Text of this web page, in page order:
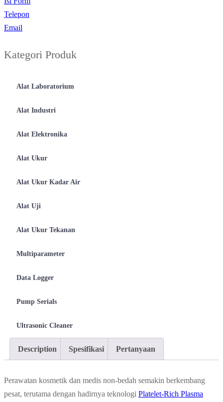
Telepon
Email
Kategori Produk
Alat Laboratorium
Alat Industri
Alat Elektronika
Alat Ukur
Alat Ukur Kadar Air
Alat Uji
Alat Ukur Tekanan
Multiparameter
Data Logger
Pump Serials
Ultrasonic Cleaner
Description Spesifikasi Pertanyaan
Perawatan kosmetik dan medis non-bedah semakin berkembang
pesat, terutama dengan hadirnya teknologi Platelet-Rich Plasma